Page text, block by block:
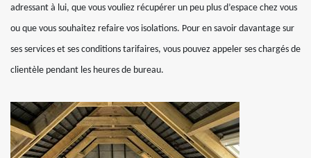
adressant à lui, que vous vouliez récupérer un peu plus d’espace chez vous
ou que vous souhaitez refaire vos isolations. Pour en savoir davantage sur
ses services et ses conditions tarifaires, vous pouvez appeler ses chargés de
clientèle pendant les heures de bureau.